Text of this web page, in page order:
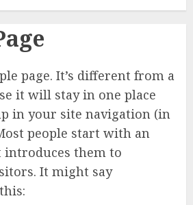
page. It’s different from a
it will stay in one place
in your site navigation (in
people start with an
introduces them to
It might say